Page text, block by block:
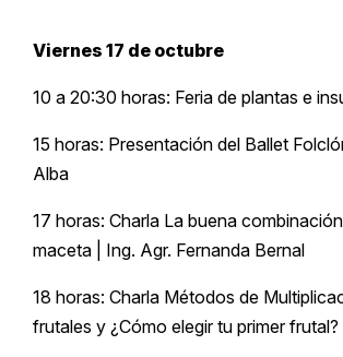
Viernes 17 de octubre
10 a 20:30 horas: Feria de plantas e
15 horas: Presentación del Ballet
Alba
17 horas: Charla La buena
maceta | Ing. Agr. Fernanda Bernal
18 horas: Charla Métodos de
frutales y ¿Cómo elegir tu primer